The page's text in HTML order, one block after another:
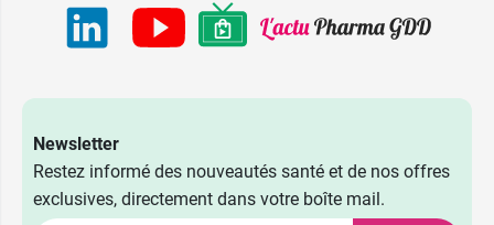
Newsletter
Restez informé des nouveautés santé et de nos offres
exclusives, directement dans votre boîte mail.